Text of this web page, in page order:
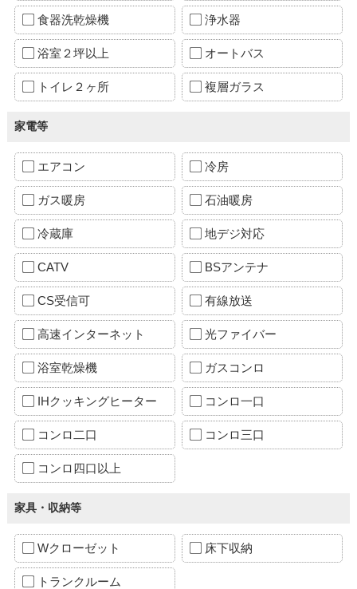
食器洗乾燥機 浄水器
浴室２坪以上 オートバス
トイレ２ヶ所 複層ガラス
家電等
エアコン 冷房
ガス暖房 石油暖房
冷蔵庫 地デジ対応
CATV BSアンテナ
CS受信可 有線放送
高速インターネット 光ファイバー
浴室乾燥機 ガスコンロ
IHクッキングヒーター コンロ一口
コンロ二口 コンロ三口
コンロ四口以上
家具・収納等
Wクローゼット 床下収納
トランクルーム